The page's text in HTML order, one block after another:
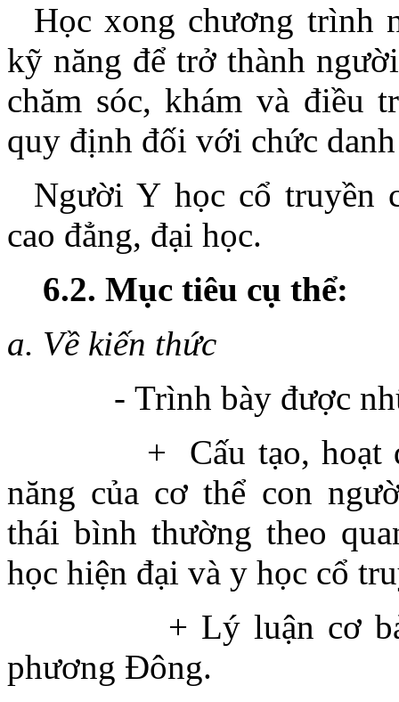
Học xong chương trình
kỹ năng để trở thành
chăm sóc, khám và điều
quy định đối với chức
Người Y học cổ truyền
cao đẳng, đại học.
6.2. Mục tiêu cụ thể:
a. Về kiến thức
- Trình bày được
+ Cấu tạo, hoạt
năng của cơ thể con
thái bình thường theo
học hiện đại và y học cổ
+ Lý luận cơ bản
phương Đông.